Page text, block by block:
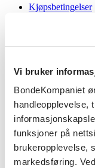
Vi bruker
BondeKompaniet
handleopplevelse,
funksjoner på
brukeropplevelse,
markedsføring.
Kjøpsbetingelser
BondeKompaniet
Våre butikker
Presse
Ledige stillinger
Bonde og